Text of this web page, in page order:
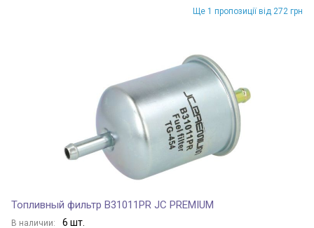
Ще 1 пропозиції від 272 грн
Топливный фильтр B31011PR JC PREMIUM
В наличии: 6 шт.